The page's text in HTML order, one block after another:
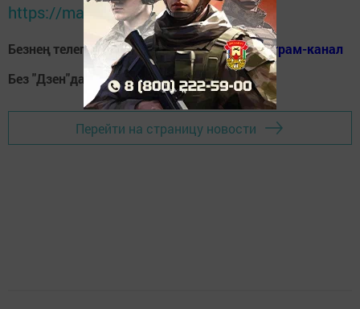
https://max.ru/tatmedia
Безнең телеграм каналга кушылыгыз!Телеграм-канал
Без "Дзен"да!
зен
Перейти на страницу новости